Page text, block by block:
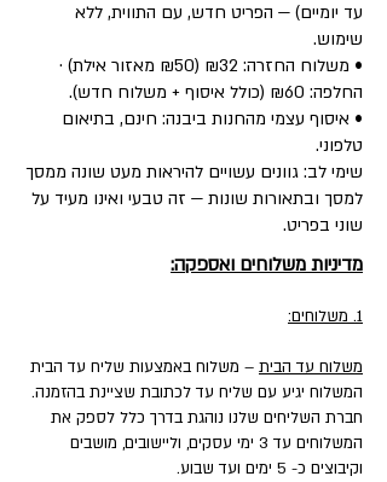
עד יומיים) — הפריט חדש, עם התווית, ללא
שימוש.
• משלוח החזרה: ₪32 (₪50 מאזור אילת) ·
החלפה: ₪60 (כולל איסוף + משלוח חדש).
• איסוף עצמי מהחנות ביבנה: חינם, בתיאום
טלפוני.
שימי לב: גוונים עשויים להיראות מעט שונה ממסך
למסך ובתאורות שונות — זה טבעי ואינו מעיד על
שוני בפריט.
מדיניות משלוחים ואספקה:
1. משלוחים:
משלוח עד הבית – משלוח באמצעות שליח עד הבית
המשלוח יגיע עם שליח עד לכתובת שציינת בהזמנה.
חברת השליחים שלנו נוהגת בדרך כלל לספק את
המשלוחים עד 3 ימי עסקים, וליישובים, מושבים
וקיבוצים כ- 5 ימים ועד שבוע.